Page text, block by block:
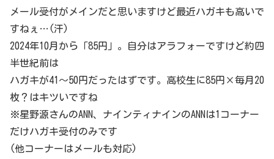
メール受付がメインだと思いますけど最近ハガキも高いで
すねぇ…(汗)
2024年10月から「85円」。自分はアラフォーですけど約四
半世紀前は
ハガキが41～50円だったはずです。高校生に85円×毎月20
枚？はキツいですね
※星野源さんのANN、ナインティナインのANNは1コーナー
だけハガキ受付のみです
(他コーナーはメールも対応)